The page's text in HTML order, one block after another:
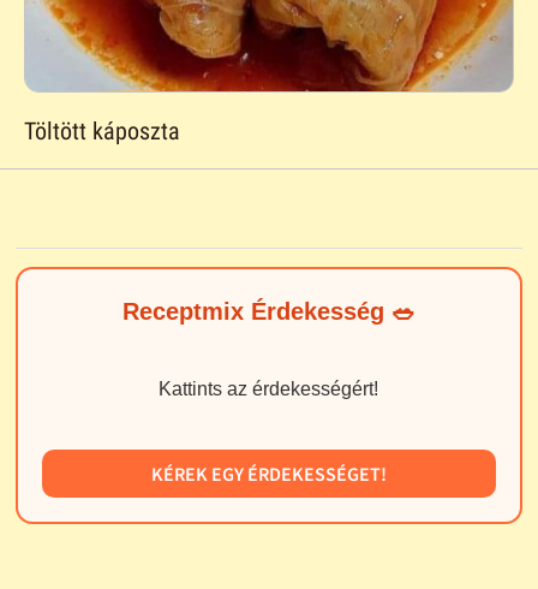
Töltött káposzta
Receptmix Érdekesség 🥗
Kattints az érdekességért!
KÉREK EGY ÉRDEKESSÉGET!